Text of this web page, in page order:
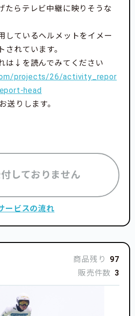
たらテレビ中継に映りそうな
しているヘルメットをイメー
されています。
は↓を読んでみてください
projects/26/activity_repor
head
送りします。
しておりません
ービスの流れ
商品残り
97
販売件数 3